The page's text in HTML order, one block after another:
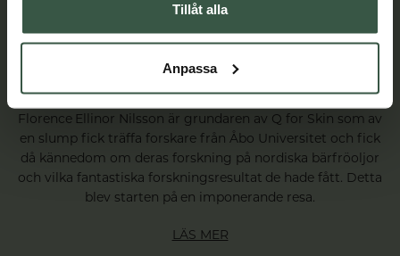
Tillåt alla
Anpassa
Florence Ellinor Nilsson är grundaren av Q for Skin som av
en slump fick träffa forskare från Åbo Universitet och fick
då kännedom om deras forskning på nordiska bärfröoljor
och vilka fantastiska forskningsresultat de hade fått. Detta
blev starten på en imponerande resa.
LÄS MER